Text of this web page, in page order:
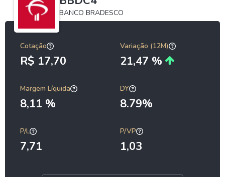
BANCO BRADESCO
Cotação
R$ 17,70
Variação (12M)
21,47 %
Margem Líquida
8,11 %
DY
8.79%
P/L
7,71
P/VP
1,03